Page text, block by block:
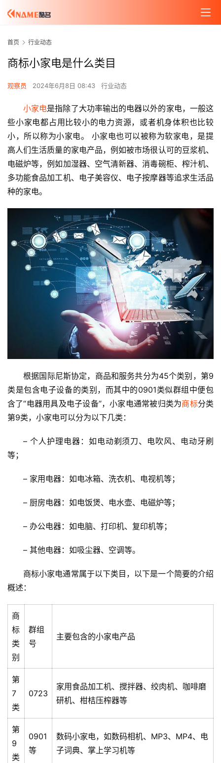
首页 行业动态
商标小家电是什么类目
观察员 2024年6月8日 08:43 行业动态
小家电是指除了大功率输出的电器以外的家电，一般这
些小家电都占用比较小的电力资源，或者机身体积也比较
小，所以称为小家电。 小家电也可以被称为软家电，是提
高人们生活质量的家电产品，例如被市场很认可的豆浆机、
电磁炉等，例如加湿器、空气清新器、消毒碗柜、榨汁机、
多功能食品加工机、电子美容仪、电子按摩器等追求生活品
种的家电。
根据国际尼斯协定，商品和服务共分为45个类别，第9
类是包含电子设备的类别，而其中的0901类似群组中便包
含了“电器用具及电子设备”，小家电通常被归类为商标分类
第9类，小家电可以分为以下几类：
– 个人护理电器：如电动剃须刀、电吹风、电动牙刷
等；
– 家用电器：如电冰箱、洗衣机、电视机等；
– 厨房电器：如电饭煲、电水壶、电磁炉等；
– 办公电器：如电脑、打印机、复印机等；
– 其他电器：如吸尘器、空调等。
商标小家电通常属于以下类目，以下是一个简要的介绍
概述：
商
标
类
别
群组
号
主要包含的小家电产品
第
7
类
0723
家用食品加工机、搅拌器、绞肉机、咖啡磨
研机、柑桔压榨器等
第
9
类
0901
等
数码小家电，如数码相机、MP3、MP4、电
子词典、掌上学习机等